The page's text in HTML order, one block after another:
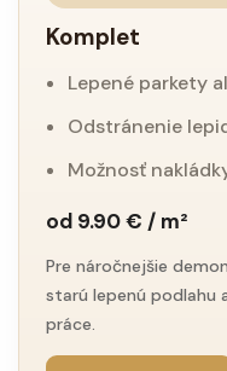
Komplet
Lepené parkety
Odstránenie
Možnosť
od 9.90 € / m²
Pre náročnejšie
starú lepenú podlahu
práce.